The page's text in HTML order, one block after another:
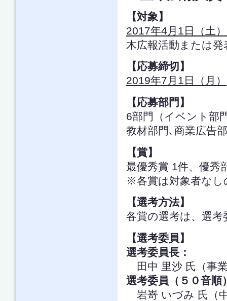
【対象】
2017年4月1日（土
木広報活動または
【応募締切】
2019年7月1日（月）
【応募部門】
6部門（イベント部
教材部門､商業広告
【賞】
最優秀賞 1件、優
※各賞は対象者なし
【選考方法】
各賞の選考は、選
【選考委員】
選考委員長：
田中 里沙 氏（事
選考委員（５０音順
岩嵜 いづみ 氏（